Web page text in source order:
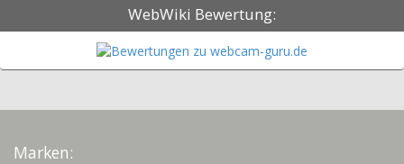
WebWiki Bewertung:
Marken: